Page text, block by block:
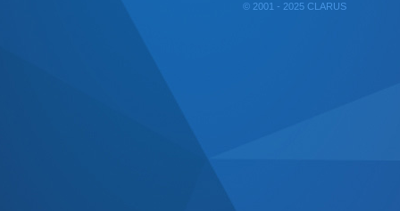
© 2001 - 2025 CLARUS